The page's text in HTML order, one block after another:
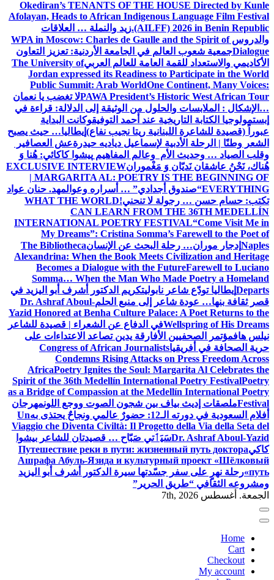
Okediran’s TENANTS OF THE HOUSE Directed by Kunle
Afolayan, Heads to African Indigenous Language Film Festival
(AILFF) 2026 in Benin Republic. زيد والنملة … العلاقات
والدروسWPA in Moscow: Charles de Gaulle and the Spirit of
Dialogueجمعية شعوب العالم في الجامعة الأردنية: تعزيز التعاون
الأكاديمي والاستعداد للقمة العامة للعالم العربيThe University of
Jordan expressed its Readiness to Participate in the World
Public Summit: Arab WorldOne Continent, Many Voices:
PAWA President’s Historic West African Tourلا تغضب يا نعمان
…الإشكال : الملابسات والحلول من الوثيقة إلى الدلالة: قراءة في
إبستمولوجيا الكتابة التاريخية عند أحمد التوفيقوكانت البداية
عبوراً (قصيدة للشاعرة اللبنانية ريتا نجيب نفاع) إيطاليا… حيث يصبح
الشعر وطنًا | الرحلة الأدبية لإسماعيل دياديه حيدرةعش العصافير
وقلب الصياد … وحديث الأم وعالم المفاهيم پیشوا کاکائي: هُنا وَ
هُناك، نَحْنُ عاشقان نَديّان وَ مَغْمورانEXCLUSIVE INTERVIEW
| MARGARITA AL: POETRY IS THE BEGINNING OF
EVERYTHING“صندوق أجدادي” … أسراره وعوالمهد. حنان عواد
تكتب: حسام حسن … رجولة لا تنحني!WHAT THE WORLD
CAN LEARN FROM THE 36TH MEDELLÍN
INTERNATIONAL POETRY FESTIVAL“Come Visit Me in
My Dreams”: Cristina Somma’s Farewell to the Poet of
Naples إدجار موران… رحلة البحث عن الإنسانThe Bibliotheca
Alexandrina: When the Book Meets Civilization and Heritage
Becomes a Dialogue with the FutureFarewell to Luciano
Somma… When the Man Who Made Poetry a Homeland
Departs إيطاليا تودّع شاعر نابوليتكريم الدكتور أشرف أبو اليزيد في
قصر ثقافة بنها… عودة شاعر إلى منبع الحلمDr. Ashraf Aboul-
Yazid Honored at Benha Culture Palace: A Poet Returns to the
Wellspring of His Dreamsفي الدفاع عن الشعراء | قصيدة للشاعر
نيلس هافمؤتمر الصحفيين الأفارقة يدين تصاعد الاعتداءات على
حرية الصحافة في أفريقياCongress of African Journalists
Condemns Rising Attacks on Press Freedom Across
AfricaPoetry Ignites the Soul: Margarita Al Celebrates the
Spirit of the 36th Medellín International Poetry FestivalPoetry
as a Bridge of Compassion at the Medellín International Poetry
Festivalملصقات إديث بياف بين شجون الصوت ووجع اللونمهرجان
أفلام السعودية في دورته الـ12: حضورٌ عالمي ونجاحٌ يحتذى به
Un
Viaggio che Diventa Civiltà: Il Progetto della Via della Seta del
Dr. Ashraf Aboul-Yazidسَيَٲتي صَبّاح … قصيدتان للشاعر بيشوا
كاكيПутешествие реки в пути: жизненный путь доктора
Ашрафа Абуль-Язида и культурный проект «Шёлковый
путь» رحلة نهرٍ على سفر جسّدتها سيرة الدكتور أشرف أبو اليزيد
ومشروعه الثقافي “طريق الحرير”
الجمعة. أغسطس 7th, 2026
Home
Cart
Checkout
My account